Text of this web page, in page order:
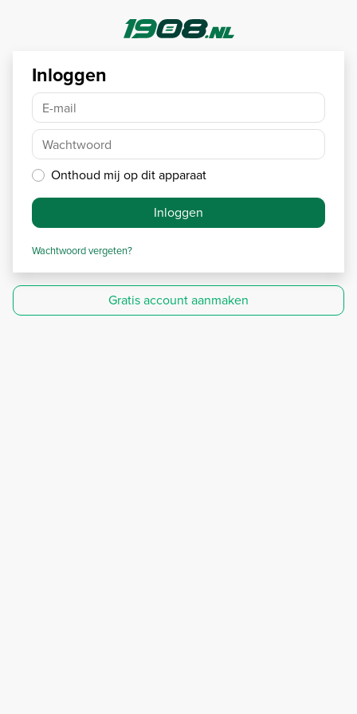
Inloggen
E-mail
Wachtwoord
Onthoud mij op dit apparaat
Inloggen
Wachtwoord vergeten?
Gratis account aanmaken